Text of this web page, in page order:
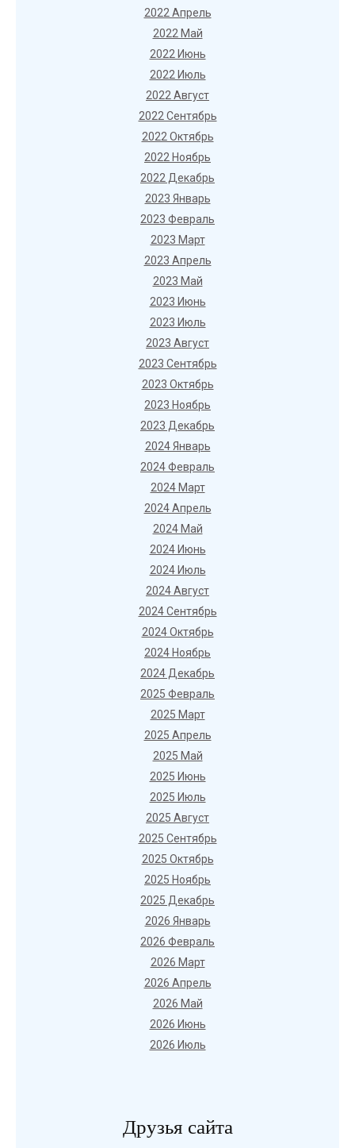
2022 Апрель
2022 Май
2022 Июнь
2022 Июль
2022 Август
2022 Сентябрь
2022 Октябрь
2022 Ноябрь
2022 Декабрь
2023 Январь
2023 Февраль
2023 Март
2023 Апрель
2023 Май
2023 Июнь
2023 Июль
2023 Август
2023 Сентябрь
2023 Октябрь
2023 Ноябрь
2023 Декабрь
2024 Январь
2024 Февраль
2024 Март
2024 Апрель
2024 Май
2024 Июнь
2024 Июль
2024 Август
2024 Сентябрь
2024 Октябрь
2024 Ноябрь
2024 Декабрь
2025 Февраль
2025 Март
2025 Апрель
2025 Май
2025 Июнь
2025 Июль
2025 Август
2025 Сентябрь
2025 Октябрь
2025 Ноябрь
2025 Декабрь
2026 Январь
2026 Февраль
2026 Март
2026 Апрель
2026 Май
2026 Июнь
2026 Июль
Друзья сайта